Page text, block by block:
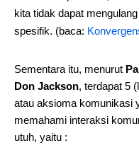
kita tidak dapat
spesifik. (baca:
Sementara itu, menurut
Don Jackson, terdapat 5
atau aksioma komunikasi
memahami interaksi
utuh, yaitu :